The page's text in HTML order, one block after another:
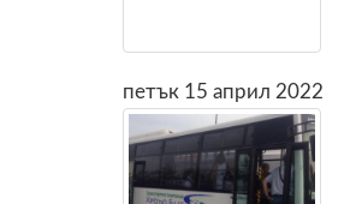
петък 15 април 2022